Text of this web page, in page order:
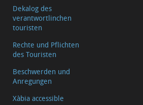
Dekalog des
verantwortlinchen
touristen
Rechte und Pflichten
des Touristen
Beschwerden und
Anregungen
Xàbia accessible